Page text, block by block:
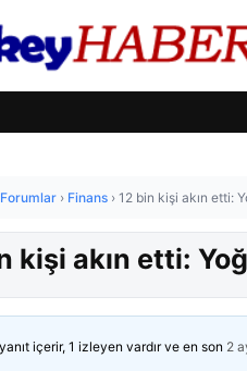
Forumlar › Finans › 12 bin kişi akın etti:
kişi akın etti:
içerir, 1 izleyen vardır ve en son 2